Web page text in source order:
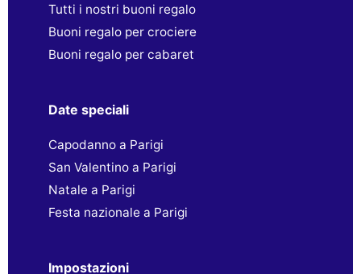
Tutti i nostri buoni regalo
Buoni regalo per crociere
Buoni regalo per cabaret
Date speciali
Capodanno a Parigi
San Valentino a Parigi
Natale a Parigi
Festa nazionale a Parigi
Impostazioni